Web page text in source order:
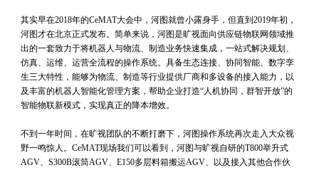
其实早在2018年的CeMAT大会中，河图就曾小露身手，但直到2019年初，
河图才在北京正式发布。简单来说，河图是旷视面向供应链物联网领域推
出的一套致力于将机器人与物流、制造业务快速集成，一站式解决规划、
仿真、运维、运营全流程的操作系统。具备生态连接、协同智能、数字孪
生三大特性，能够为物流、制造等行业提供厂商和多设备的接入能力，以
及丰富的机器人智能化管理方案，帮助企业打造“人机协同，群智开放”的
智能物联新模式，实现真正的降本增效。
不到一年时间，在旷视团队的不断打磨下，河图操作系统再次走入大众视
野一鸣惊人。CeMAT现场我们可以看到，河图与旷视自研的T800举升式
AGV、S300B滚筒AGV、E150多层料箱搬运AGV、以及接入其他合作伙